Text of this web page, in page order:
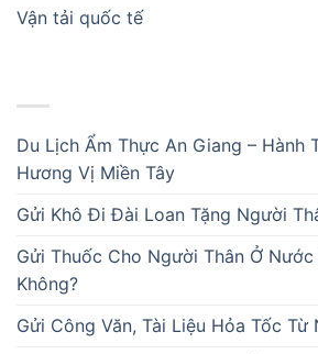
Vận tải quốc tế
Du Lịch Ẩm Thực An Giang – Hành
Hương Vị Miền Tây
Gửi Khô Đi Đài Loan Tặng Người
Gửi Thuốc Cho Người Thân Ở
Không?
Gửi Công Văn, Tài Liệu Hỏa Tốc Từ